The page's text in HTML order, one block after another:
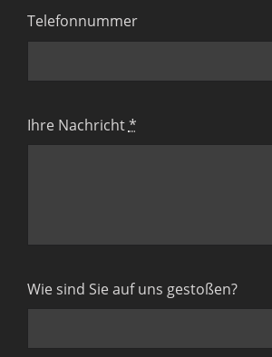
Telefonnummer
Ihre Nachricht*
Wie sind Sie auf uns gestoßen?